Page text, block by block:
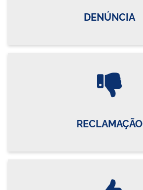
DENÚNCIA
RECLAMAÇÃO